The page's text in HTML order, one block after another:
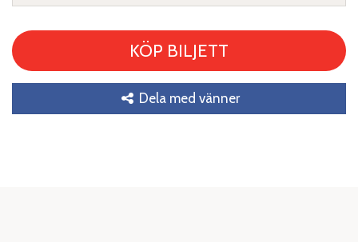
KÖP BILJETT
Dela med vänner